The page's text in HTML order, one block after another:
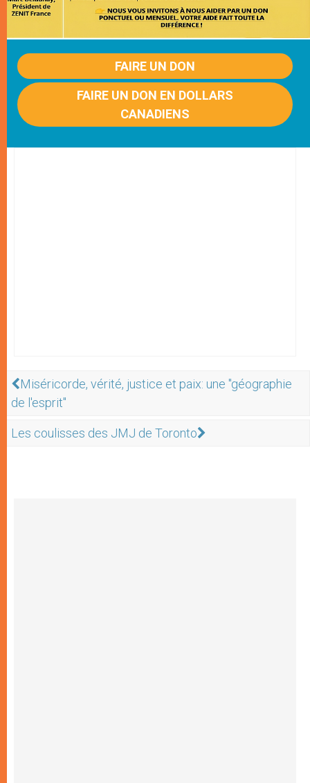
FAIRE UN DON
FAIRE UN DON EN DOLLARS
CANADIENS
Miséricorde, vérité, justice et paix: une "géographie
de l'esprit"
Les coulisses des JMJ de Toronto